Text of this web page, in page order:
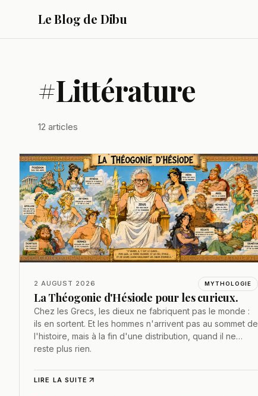
Le Blog de Dibu
#Littérature
12 articles
2 AUGUST 2026 MYTHOLOGIE
La Théogonie d'Hésiode pour les curieux.
Chez les Grecs, les dieux ne fabriquent pas le monde :
ils en sortent. Et les hommes n'arrivent pas au sommet de
l'histoire, mais à la fin d'une distribution, quand il ne
reste plus rien.
LIRE LA SUITE